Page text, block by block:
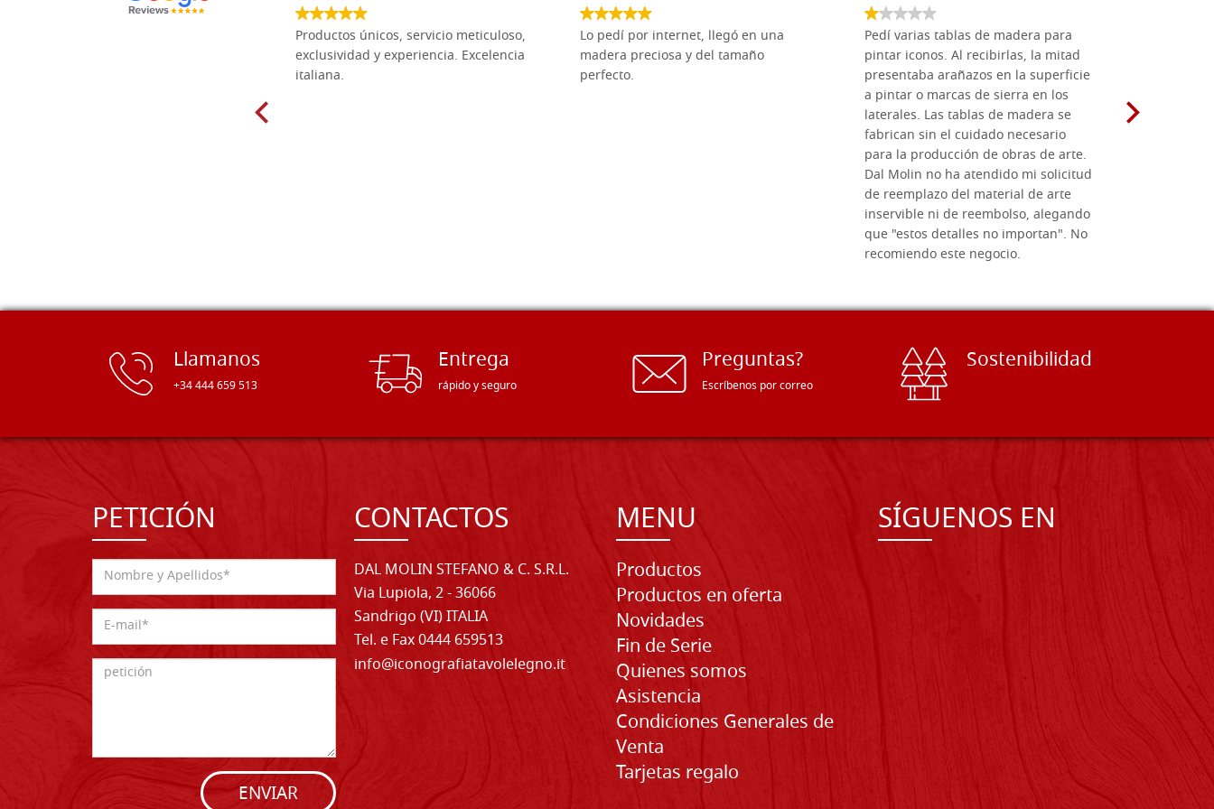
€ 28,00
Pencil redondo, ardilla pura, N. 16 serie 100
Tintoretto
Existencias: 6 - COD. P0042T16
ACQUISTA
Pencil redondo, ardilla pura, N. 18 serie 100
Existencias: 1 - COD. P0042T18
ACQUISTA
Productos únicos, servicio meticuloso,
exclusividad y experiencia. Excelencia
italiana.
Lo pedí por internet, llegó en una
madera preciosa y del tamaño
perfecto.
Pedí varias tablas de madera para
pintar iconos. Al recibirlas, la mitad
presentaba arañazos en la superficie
a pintar o marcas de sierra en los
laterales. Las tablas de madera se
fabrican sin el cuidado necesario
para la producción de obras de arte.
Dal Molin no ha atendido mi solicitud
de reemplazo del material de arte
inservible ni de reembolso, alegando
que "estos detalles no importan". No
recomiendo este negocio.
Llamanos
+34 444 659 513
Entrega
rápido y seguro
Preguntas?
Escríbenos por correo
Sostenibilidad
PETICIÓN
ENVIAR
CONTACTOS
DAL MOLIN STEFANO & C. S.R.L.
Via Lupiola, 2 - 36066
Sandrigo (VI) ITALIA
Tel. e Fax 0444 659513
info@iconografiatavolelegno.it
MENU
Productos
Productos en oferta
Novidades
Fin de Serie
Quienes somos
Asistencia
Condiciones Generales de
Venta
Tarjetas regalo
SÍGUENOS EN